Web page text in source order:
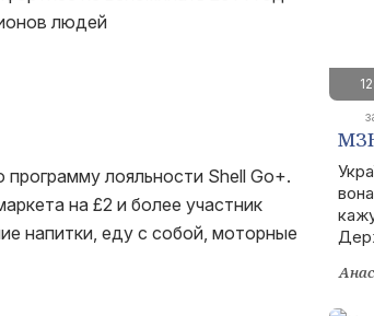
людей
лояльности Shell Go+.
на £2 и более участник
напитки, еду с собой, моторные
на